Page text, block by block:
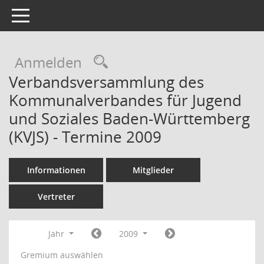
Toggle navigation
Anmelden Rechercheauswahl
Verbandsversammlung des
Kommunalverbandes für Jugend
und Soziales Baden-Württemberg
(KVJS) - Termine 2009
Informationen Mitglieder
Vertreter
Jahr
2009
Gremium auswählen